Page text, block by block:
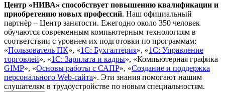
Центр «НИВА» способствует повышению квалификации и
приобретению новых профессий. Наш официальный
партнёр – Центр занятости. Ежегодно около 350 человек
обучаются современным компьютерным технологиям в
соответствии с уровнем их подготовки по программам:
«Пользователь ПК», «1С: Бухгалтерия», «1С: Управление
торговлей», «1С: Зарплата и кадры», «Компьютерная графика
GIMP», «Основы работы с САПР», «Создание и поддержка
персонального Web-сайта». Эти знания помогают нашим
слушателям в трудоустройстве по новым специальностям.